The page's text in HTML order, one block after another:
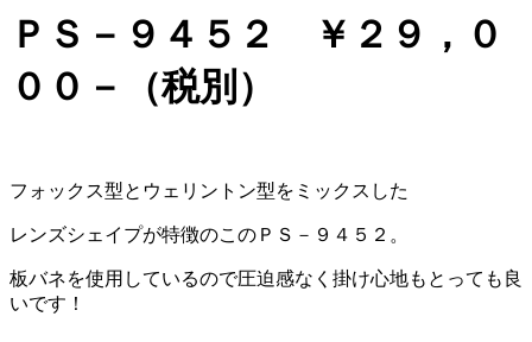
ＰＳ－９４５２ ￥２９，０
００－（税別）
フォックス型とウェリントン型をミックスした
レンズシェイプが特徴のこのＰＳ－９４５２。
板バネを使用しているので圧迫感なく掛け心地もとっても良
いです！